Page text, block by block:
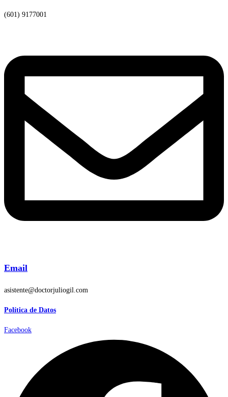
(601) 9177001
Email
asistente@doctorjuliogil.com
Política de Datos
Facebook